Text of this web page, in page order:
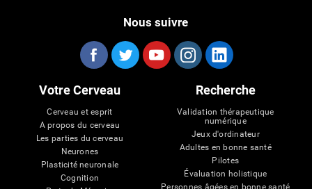
Nous suivre
Votre Cerveau
Cerveau et esprit
A propos du cerveau
Les parties du cerveau
Neurones
Plasticité neuronale
Cognition
Recherche
Validation thérapeutique
numérique
Jeux d'ordinateur
Adultes en bonne santé
Pilotes
Évaluation holistique